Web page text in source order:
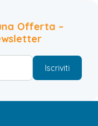
Offerta –
Iscriviti